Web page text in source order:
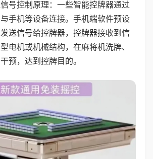
号控制原理：一些智能控牌器通过
手机等设备连接。手机端软件预设
送信号给控牌器，控牌器接收到信
电机或机械结构，在麻将机洗牌、
预，达到控牌目的。